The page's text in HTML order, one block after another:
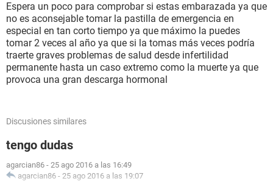
Espera un poco para comprobar si estas embarazada ya que
no es aconsejable tomar la pastilla de emergencia en
especial en tan corto tiempo ya que máximo la puedes
tomar 2 veces al año ya que si la tomas más veces podría
traerte graves problemas de salud desde infertilidad
permanente hasta un caso extremo como la muerte ya que
provoca una gran descarga hormonal
Discusiones similares
tengo dudas
agarcian86 - 25 ago 2016 a las 16:49
agarcian86 - 25 ago 2016 a las 19:07